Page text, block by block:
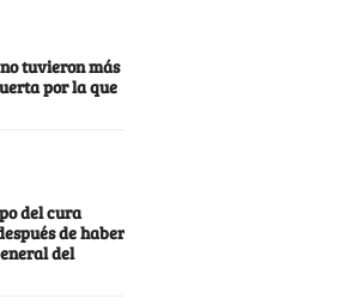
tuvieron más
por la que
del cura
de haber
del